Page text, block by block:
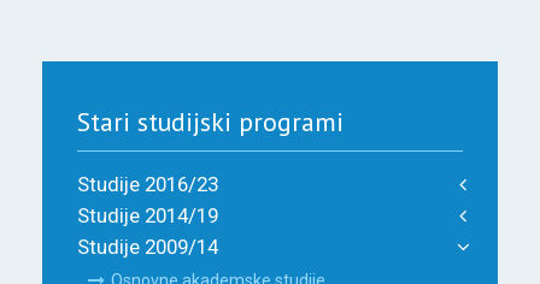
Stari studijski programi
Studije 2016/23
Studije 2014/19
Studije 2009/14